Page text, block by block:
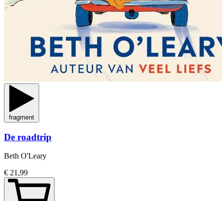
fragment
De roadtrip
Beth O'Leary
€ 21,99